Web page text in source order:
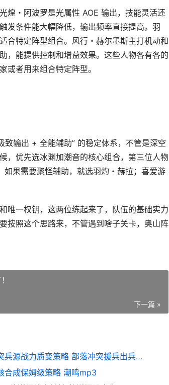
煌・阿波罗是光属性 AOE 输出，技能灵活还
发条件能大幅降低，输出频率直接提高。羽
合特定阵型组合。风行・赫尔墨斯主打机动和
，能提供控制和增益效果。这些人物各有各的
或者用来组合特定阵型。
致输出 + 全能辅助” 的稳定体系，不管是深空
，优先选冰渊加潮音的核心组合，第三位人物
果需要聚怪辅助，就选羽灼・赫拉；喜爱游
唯一权钥，这两位练起来了，队伍的基础实力
按照这个思路来，不管遇到啥子关卡，奥山阵
下一篇 »
部落冲突兵源战力质变策略 部落冲突援兵出兵顺序
合成保姆级策略 潮鸣mp3